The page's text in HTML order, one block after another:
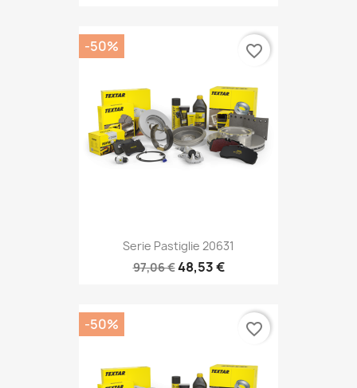
Serie Pastiglie 20631
97,06 €48,53 €
-50% favorite_border
-50% favorite_border